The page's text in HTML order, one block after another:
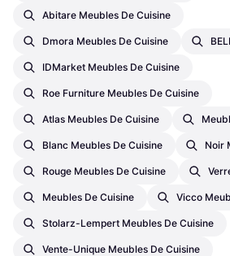
Abitare Meubles De Cuisine
Dmora Meubles De Cuisine
IDMarket Meubles De Cuisine
Roe Furniture Meubles De Cuisine
Atlas Meubles De Cuisine
Blanc Meubles De Cuisine Noir
Rouge Meubles De Cuisine
Meubles De Cuisine Vicco
Stolarz-Lempert Meubles De Cuisine
Vente-Unique Meubles De Cuisine